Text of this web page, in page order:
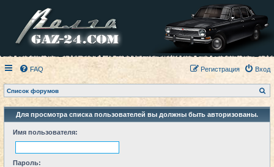
FAQ Вход
Регистрация
Список форумов
о
с
Для просмотра списка пользователей вы должны быть авторизованы.
Имя пользователя:
Пароль: